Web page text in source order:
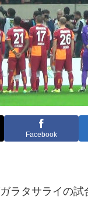
Facebook
ラタサライの